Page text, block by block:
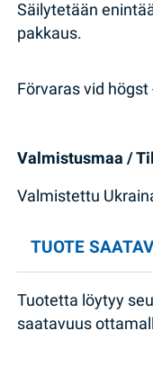
Säilytetään
pakkaus.
Förvaras vid
Valmistusmaa /
Valmistettu
TUOTE
Tuotetta löytyy
saatavuus